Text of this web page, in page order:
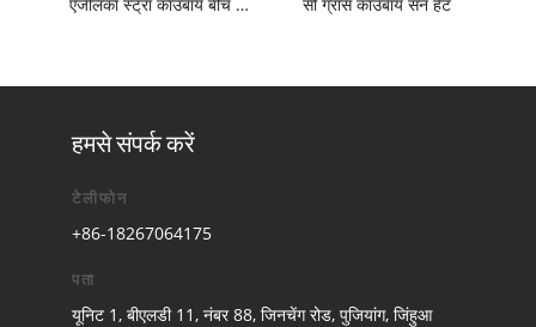
हमसे संपर्क करें
टेलीफोन
+86-18267064175
पता
यूनिट 1, बीएलडी 11, नंबर 88, जिनचेंग रोड, पुजियांग, जिंहुआ